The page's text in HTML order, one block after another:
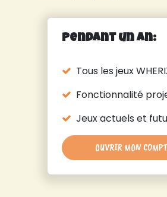
Pendant un an:
Tous les jeux
Fonctionnalité
Jeux actuels et
OUVRIR MON